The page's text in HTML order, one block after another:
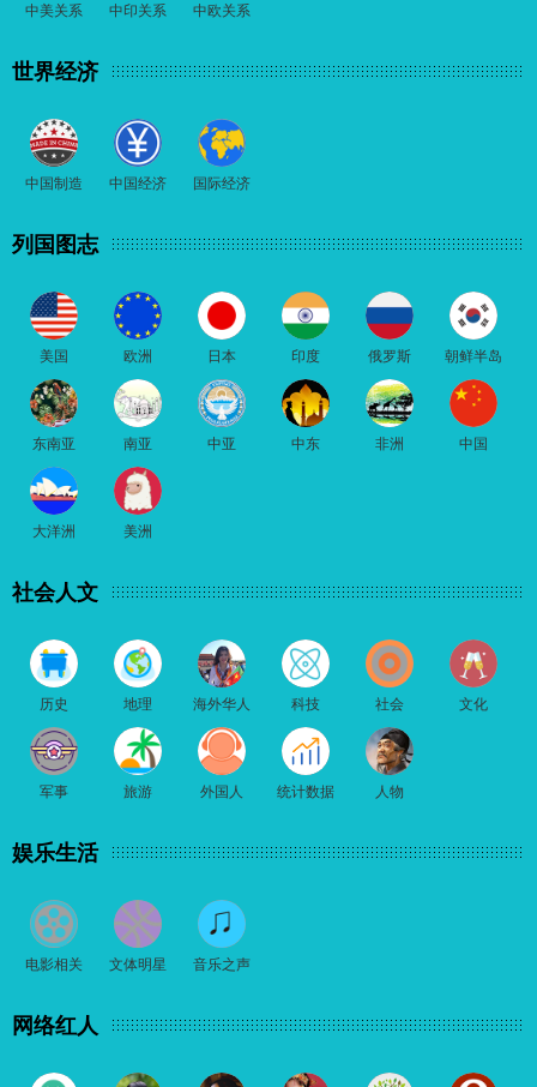
中美关系 中印关系 中欧关系
世界经济
中国制造 中国经济 国际经济
列国图志
美国 欧洲 日本 印度 俄罗斯 朝鲜半岛
东南亚 南亚 中亚 中东 非洲 中国
大洋洲 美洲
社会人文
历史 地理 海外华人 科技 社会 文化
军事 旅游 外国人 统计数据 人物
娱乐生活
电影相关 文体明星 音乐之声
网络红人